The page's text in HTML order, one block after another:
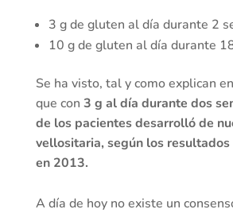
3 g de gluten al día durante 2
10 g de gluten al día durante
Se ha visto, tal y como explican
que con 3 g al día durante dos
de los pacientes desarrolló de
vellositaria, según los
en 2013.
A día de hoy no existe un